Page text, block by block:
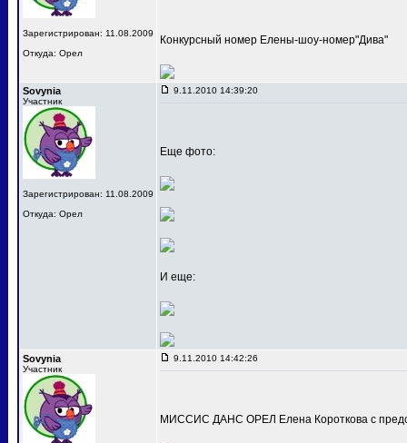
Зарегистрирован: 11.08.2009
Откуда: Орел
Конкурсный номер Елены-шоу-номер"Дива"
Sovynia
Участник
Зарегистрирован: 11.08.2009
Откуда: Орел
9.11.2010 14:39:20
Еще фото:
И еще:
Sovynia
Участник
9.11.2010 14:42:26
МИССИС ДАНС ОРЕЛ Елена Короткова с